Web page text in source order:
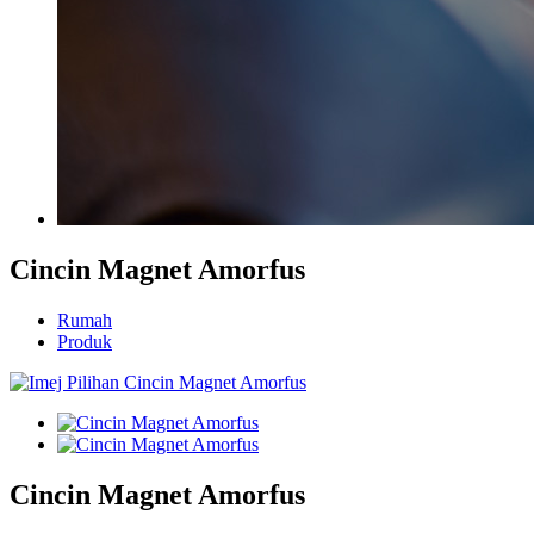
Cincin Magnet Amorfus
Rumah
Produk
Cincin Magnet Amorfus